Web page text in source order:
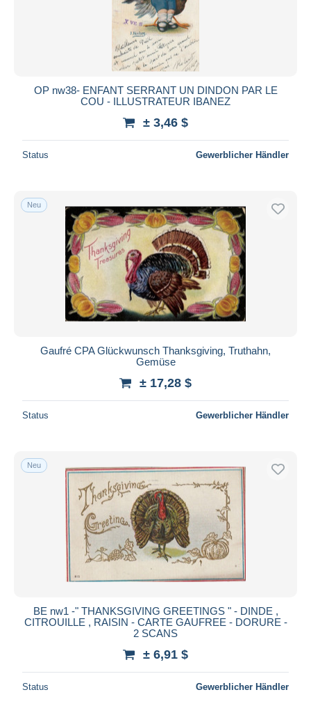
OP nw38- ENFANT SERRANT UN DINDON PAR LE
COU - ILLUSTRATEUR IBANEZ
± 3,46 $
Status Gewerblicher Händler
Neu
Gaufré CPA Glückwunsch Thanksgiving, Truthahn,
Gemüse
± 17,28 $
Status Gewerblicher Händler
Neu
BE nw1 -" THANKSGIVING GREETINGS " - DINDE ,
CITROUILLE , RAISIN - CARTE GAUFREE - DORURE -
2 SCANS
± 6,91 $
Status Gewerblicher Händler